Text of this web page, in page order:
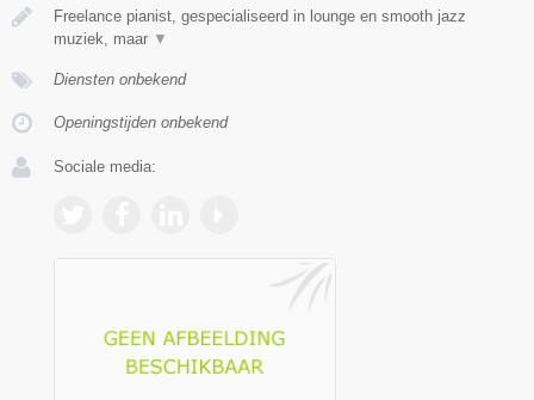
Freelance pianist, gespecialiseerd in lounge en smooth jazz
muziek, maar ▼
Diensten onbekend
Openingstijden onbekend
Sociale media: